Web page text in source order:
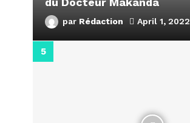
par Rédaction April 1, 2022